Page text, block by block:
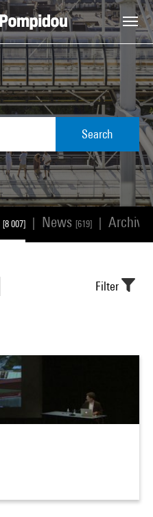
Search
[8 007] News [619]
Filter